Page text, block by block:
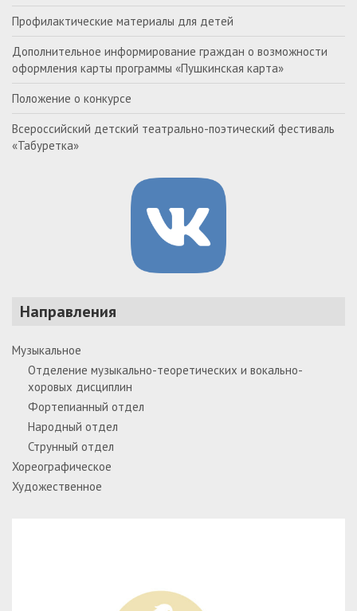
Профилактические материалы для детей
Дополнительное информирование граждан о возможности
оформления карты программы «Пушкинская карта»
Положение о конкурсе
Всероссийский детский театрально-поэтический фестиваль
«Табуретка»
Направления
Музыкальное
Отделение музыкально-теоретических и вокально-
хоровых дисциплин
Фортепианный отдел
Народный отдел
Струнный отдел
Хореографическое
Художественное